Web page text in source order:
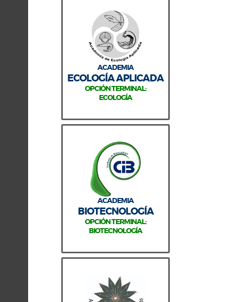
ACADEMIA
ECOLOGÍA APLICADA
OPCIÓN TERMINAL:
ECOLOGÍA
ACADEMIA
BIOTECNOLOGÍA
OPCIÓN TERMINAL:
BIOTECNOLOGÍA